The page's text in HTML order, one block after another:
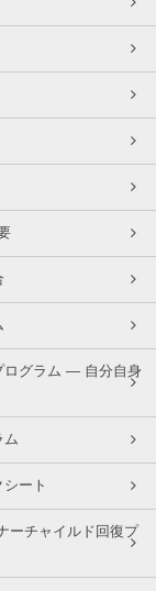
ログラム ― 自分自身
ム
ート
ーチャイルド回復プ